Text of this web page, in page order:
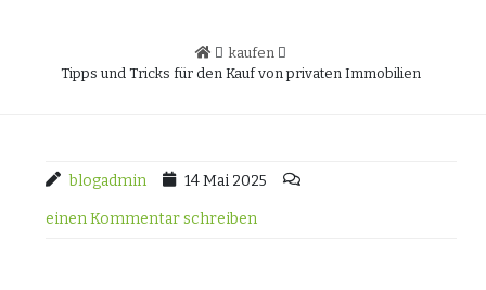
kaufen
Tipps und Tricks für den Kauf von privaten Immobilien
blogadmin 14 Mai 2025
einen Kommentar schreiben